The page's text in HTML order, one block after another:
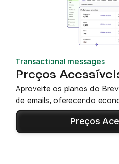
Transactional messages
Preços
Aproveite os planos do
de emails, oferecendo
Preços